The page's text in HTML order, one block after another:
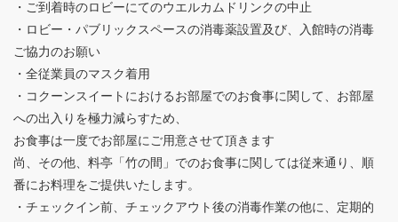
・ご到着時のロビーにてのウエルカムドリンクの中止
・ロビー・パブリックスペースの消毒薬設置及び、入館時の消毒
ご協力のお願い
・全従業員のマスク着用
・コクーンスイートにおけるお部屋でのお食事に関して、お部屋
への出入りを極力減らすため、
お食事は一度でお部屋にご用意させて頂きます
尚、その他、料亭「竹の間」でのお食事に関しては従来通り、順
番にお料理をご提供いたします。
・チェックイン前、チェックアウト後の消毒作業の他に、定期的